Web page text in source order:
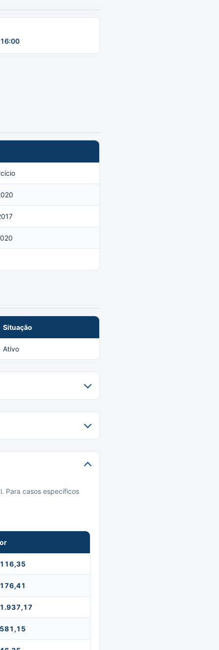
Situação
Ativo
Para casos específicos
1.937,17